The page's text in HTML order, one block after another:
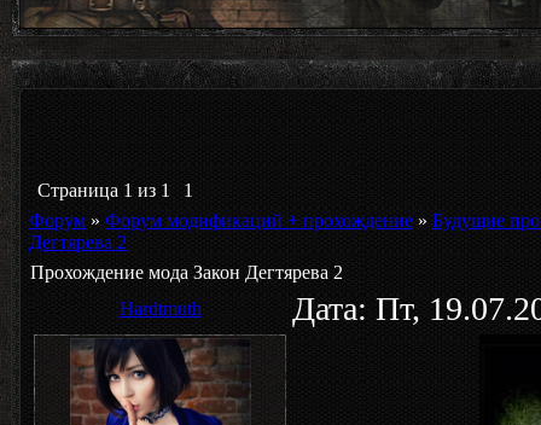
Страница 1 из 1
1
Форум » Форум модификаций + прохождение » Будущие
Дегтярева 2
Прохождение мода Закон Дегтярева 2
Hardtmuth
Дата: Пт,